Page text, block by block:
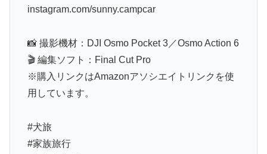
instagram.com/sunny.campcar
📸 撮影機材：DJI Osmo Pocket 3／Osmo Action 6
🎬 編集ソフト：Final Cut Pro
※購入リンクはAmazonアソシエイトリンクを使
用しています。
#犬旅
#家族旅行